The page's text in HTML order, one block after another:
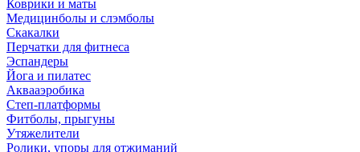
Коврики и маты
Медицинболы и слэмболы
Скакалки
Перчатки для фитнеса
Эспандеры
Йога и пилатес
Аквааэробика
Степ-платформы
Фитболы, прыгуны
Утяжелители
Ролики, упоры для отжиманий